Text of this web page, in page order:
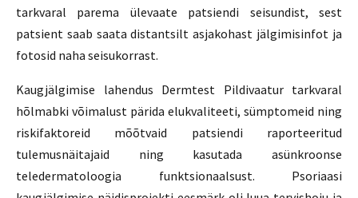
tarkvaral parema ülevaate patsiendi seisundist, sest
patsient saab saata distantsilt asjakohast jälgimisinfot ja
fotosid naha seisukorrast.
Kaugjälgimise lahendus Dermtest Pildivaatur tarkvaral
hõlmabki võimalust pärida elukvaliteeti, sümptomeid ning
riskifaktoreid mõõtvaid patsiendi raporteeritud
tulemusnäitajaid ning kasutada asünkroonse
teledermatoloogia funktsionaalsust. Psoriaasi